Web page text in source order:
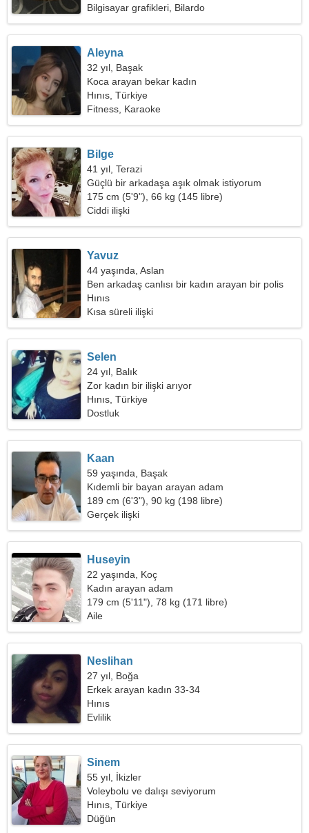
Bilgisayar grafikleri, Bilardo
Aleyna
32 yıl, Başak
Koca arayan bekar kadın
Hınıs, Türkiye
Fitness, Karaoke
Bilge
41 yıl, Terazi
Güçlü bir arkadaşa aşık olmak istiyorum
175 cm (5'9"), 66 kg (145 libre)
Ciddi ilişki
Yavuz
44 yaşında, Aslan
Ben arkadaş canlısı bir kadın arayan bir polis
memuruyum
Hınıs
Kısa süreli ilişki
Selen
24 yıl, Balık
Zor kadın bir ilişki arıyor
Hınıs, Türkiye
Dostluk
Kaan
59 yaşında, Başak
Kıdemli bir bayan arayan adam
189 cm (6'3"), 90 kg (198 libre)
Gerçek ilişki
Huseyin
22 yaşında, Koç
Kadın arayan adam
179 cm (5'11"), 78 kg (171 libre)
Aile
Neslihan
27 yıl, Boğa
Erkek arayan kadın 33-34
Hınıs
Evlilik
Sinem
55 yıl, İkizler
Voleybolu ve dalışı seviyorum
Hınıs, Türkiye
Düğün